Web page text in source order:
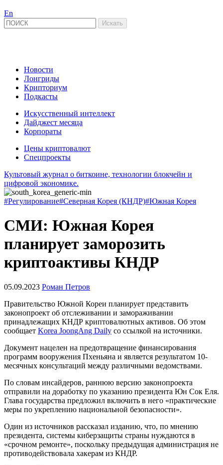
En
Новости
Лонгриды
Крипториум
Подкасты
Искусственный интеллект
Дайджест месяца
Корпораты
Цены криптовалют
Спецпроекты
Культовый журнал о биткоине, технологии блокчейн и
цифровой экономике.
#Регулирование#Северная Корея (КНДР)#Южная Корея
СМИ: Южная Корея
планирует заморозить
криптоактивы КНДР
05.09.2023 Роман Петров
Правительство Южной Кореи планирует представить
законопроект об отслеживании и замораживании
принадлежащих КНДР криптовалютных активов. Об этом
сообщает Korea JoongAng Daily со ссылкой на источники.
Документ нацелен на предотвращение финансирования
программ вооружения Пхеньяна и является результатом 10-
месячных консультаций между различными ведомствами.
По словам инсайдеров, раннюю версию законопроекта
отправили на доработку по указанию президента Юн Сок Еля.
Глава государства предложил включить в него «практические
меры по укреплению национальной безопасности».
Один из источников рассказал изданию, что, по мнению
президента, системы киберзащиты страны нуждаются в
«срочном ремонте», поскольку предыдущая администрация не
противодействовала хакерам из КНДР.